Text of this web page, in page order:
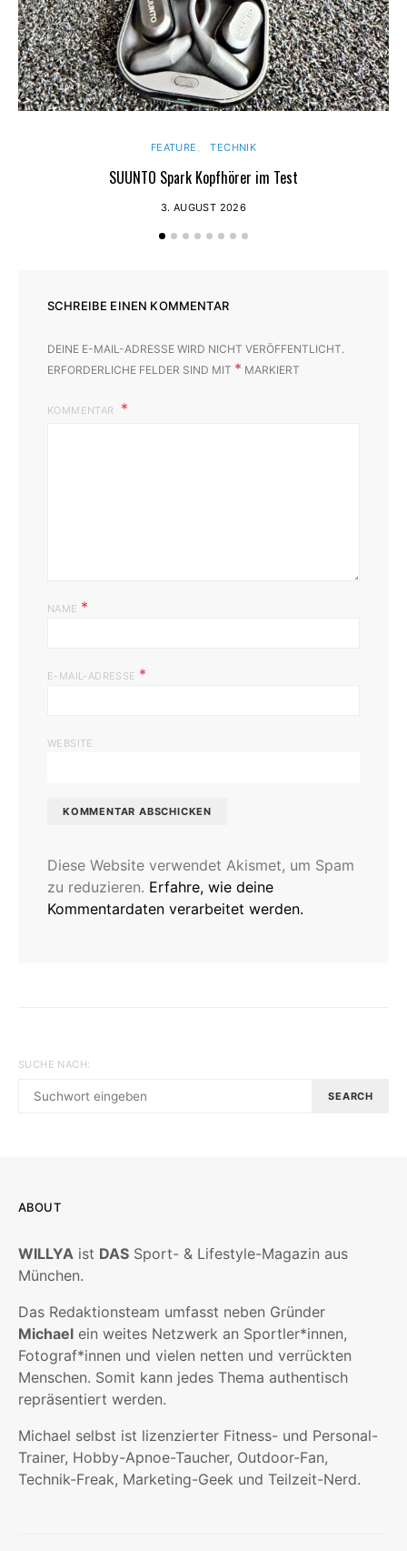
FEATURE TECHNIK
SUUNTO Spark Kopfhörer im Test
3. AUGUST 2026
SCHREIBE EINEN KOMMENTAR
DEINE E-MAIL-ADRESSE WIRD NICHT VERÖFFENTLICHT.
ERFORDERLICHE FELDER SIND MIT * MARKIERT
KOMMENTAR
NAME *
E-MAIL-ADRESSE *
WEBSITE
Diese Website verwendet Akismet, um Spam
zu reduzieren. Erfahre, wie deine
Kommentardaten verarbeitet werden.
SUCHE NACH:
SEARCH
ABOUT
WILLYA ist DAS Sport- & Lifestyle-Magazin aus
München.
Das Redaktionsteam umfasst neben Gründer
Michael ein weites Netzwerk an Sportler*innen,
Fotograf*innen und vielen netten und verrückten
Menschen. Somit kann jedes Thema authentisch
repräsentiert werden.
Michael selbst ist lizenzierter Fitness- und Personal-
Trainer, Hobby-Apnoe-Taucher, Outdoor-Fan,
Technik-Freak, Marketing-Geek und Teilzeit-Nerd.